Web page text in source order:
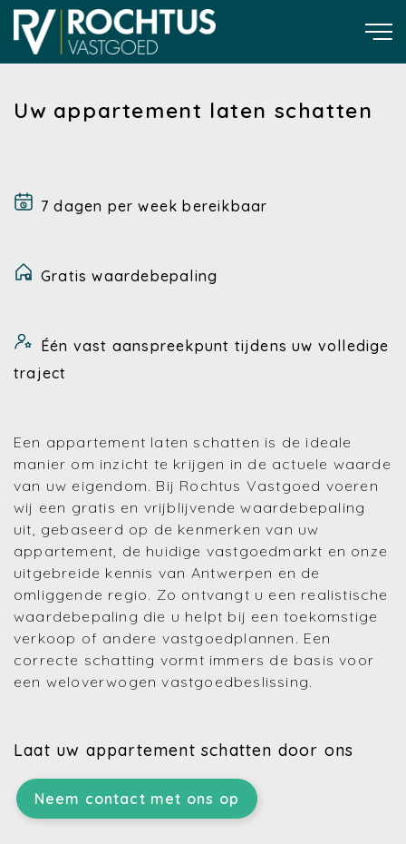
Uw appartement laten schatten
7 dagen per week bereikbaar
Gratis waardebepaling
Één vast aanspreekpunt tijdens uw volledige
traject
Een appartement laten schatten is de ideale
manier om inzicht te krijgen in de actuele waarde
van uw eigendom. Bij Rochtus Vastgoed voeren
wij een gratis en vrijblijvende waardebepaling
uit, gebaseerd op de kenmerken van uw
appartement, de huidige vastgoedmarkt en onze
uitgebreide kennis van Antwerpen en de
omliggende regio. Zo ontvangt u een realistische
waardebepaling die u helpt bij een toekomstige
verkoop of andere vastgoedplannen. Een
correcte schatting vormt immers de basis voor
een weloverwogen vastgoedbeslissing.
Laat uw appartement schatten door ons
Neem contact met ons op